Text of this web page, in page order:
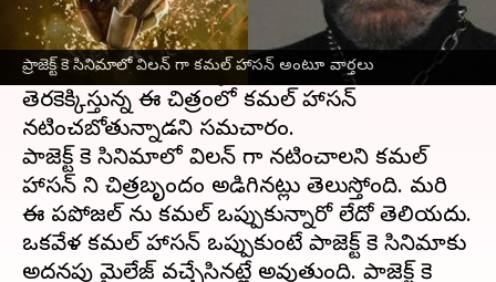
ప్రాజెక్ట్ కె సినిమాలో విలన్ గా కమల్ హాసన్ అంటూ వార్తలు
ప్రభాస్, దీపికా పదుకునే హీరోహీరోయిన్లుగా నటిస్తున్న
ప్రాజెక్ట్ కెచిత్రం గురించి ఆసక్తికరమైన వార్త బయటకు
వచ్చింది. మహానటి దర్శకుడు నాగ్ అశ్విన్
తెరకెక్కిస్తున్న ఈ చిత్రంలో కమల్ హాసన్
నటించబోతున్నాడని సమచారం.
ప్రాజెక్ట్ కె సినిమాలో విలన్ గా నటించాలని కమల్
హాసన్ ని చిత్రబృందం అడిగినట్లు తెలుస్తోంది. మరి
ఈ ప్రపోజల్ ను కమల్ ఒప్పుకున్నారో లేదో తెలియదు.
ఒకవేళ కమల్ హాసన్ ఒప్పుకుంటే ప్రాజెక్ట్ కె సినిమాకు
అదనపు మైలేజ్ వచ్చేసినట్లే అవుతుంది. ప్రాజెక్ట్ కె